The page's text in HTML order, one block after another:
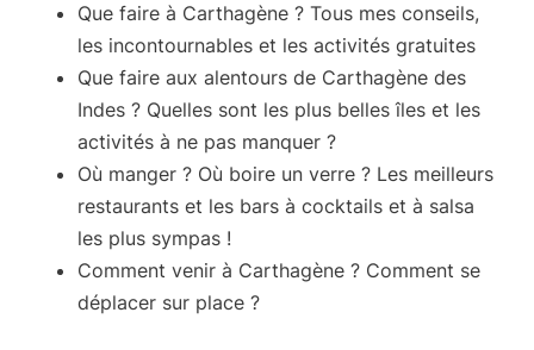
Que faire à Carthagène ? Tous mes conseils,
les incontournables et les activités gratuites
Que faire aux alentours de Carthagène des
Indes ? Quelles sont les plus belles îles et les
activités à ne pas manquer ?
Où manger ? Où boire un verre ? Les meilleurs
restaurants et les bars à cocktails et à salsa
les plus sympas !
Comment venir à Carthagène ? Comment se
déplacer sur place ?